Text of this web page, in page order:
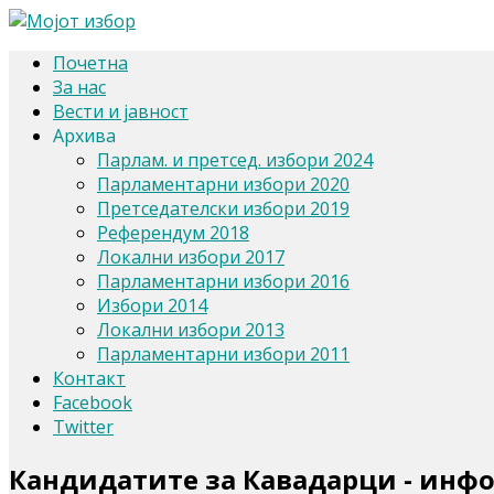
Почетна
За нас
Вести и јавност
Архива
Парлам. и претсед. избори 2024
Парламентарни избори 2020
Претседателски избори 2019
Референдум 2018
Локални избори 2017
Парламентарни избори 2016
Избори 2014
Локални избори 2013
Парламентарни избори 2011
Контакт
Facebook
Twitter
Кандидатите за Кавадарци -